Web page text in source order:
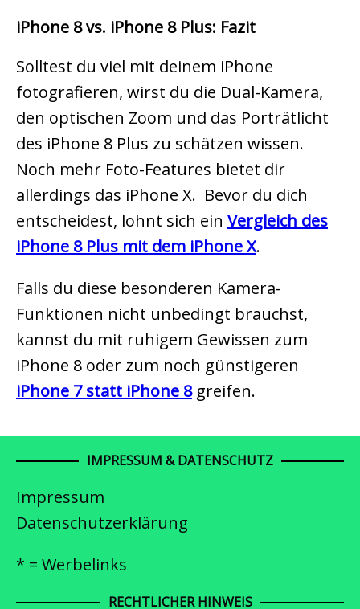
iPhone 8 vs. iPhone 8 Plus: Fazit
Solltest du viel mit deinem iPhone
fotografieren, wirst du die Dual-Kamera,
den optischen Zoom und das Porträtlicht
des iPhone 8 Plus zu schätzen wissen.
Noch mehr Foto-Features bietet dir
allerdings das iPhone X. Bevor du dich
entscheidest, lohnt sich ein Vergleich des
iPhone 8 Plus mit dem iPhone X.
Falls du diese besonderen Kamera-
Funktionen nicht unbedingt brauchst,
kannst du mit ruhigem Gewissen zum
iPhone 8 oder zum noch günstigeren
iPhone 7 statt iPhone 8greifen.
IMPRESSUM & DATENSCHUTZ
Impressum
Datenschutzerklärung
* = Werbelinks
RECHTLICHER HINWEIS